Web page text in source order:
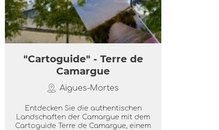
"Cartoguide" - Terre de
Camargue
Aigues-Mortes
Entdecken Sie die authentischen
Landschaften der Camargue mit dem
Cartoguide Terre de Camargue, einem